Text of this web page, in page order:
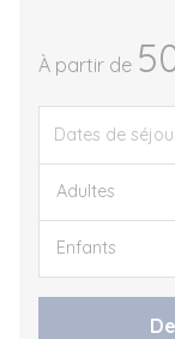
À partir de